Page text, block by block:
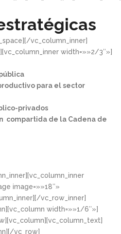
vc_column_inner]
width=»»2/3″»]
para el sector
privados​
compartida de la Cadena de
image=»»18″»
vc_row_inner]
width=»»1/6″»]
vc_row]